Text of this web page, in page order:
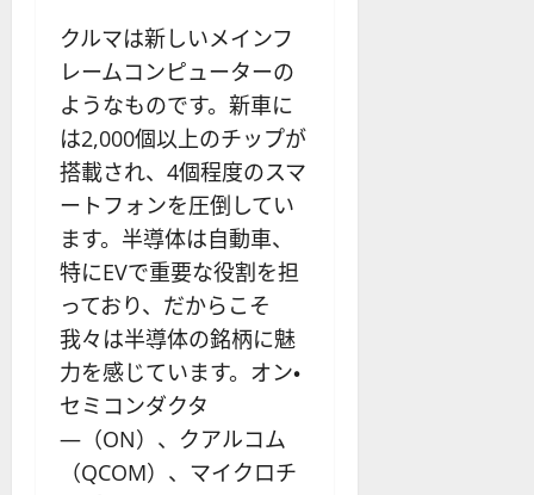
クルマは新しいメインフ
レームコンピューターの
ようなものです。新車に
は2,000個以上のチップが
搭載され、4個程度のスマ
ートフォンを圧倒してい
ます。半導体は自動車、
特にEVで重要な役割を担
っており、だからこそ
我々は半導体の銘柄に魅
力を感じています。オン・
セミコンダクタ
―（ON）、クアルコム
（QCOM）、マイクロチ